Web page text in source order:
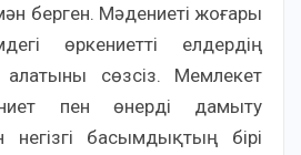
берген. Мәдениеті жоғары
өркениетті елдердің
сөзсіз. Мемлекет
пен өнерді дамыту
негізгі басымдықтың бірі